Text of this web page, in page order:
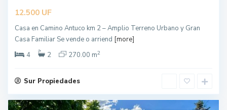
12.500 UF
Casa en Camino Antuco km 2 – Amplio Terreno Urbano y Gran
Casa Familiar Se vende o arriend [more]
4
2 270.00 m2
Sur Propiedades